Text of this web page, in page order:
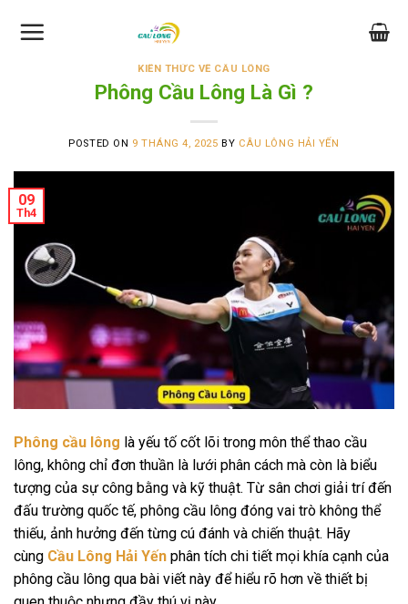
KIẾN THỨC VỀ CẦU LÔNG
Phông Cầu Lông Là Gì ?
POSTED ON 9 THÁNG 4, 2025 BY CÂU LÔNG HẢI YẾN
09
Th4
Phông cầu lông là yếu tố cốt lõi trong môn thể thao cầu
lông, không chỉ đơn thuần là lưới phân cách mà còn là biểu
tượng của sự công bằng và kỹ thuật. Từ sân chơi giải trí đến
đấu trường quốc tế, phông cầu lông đóng vai trò không thể
thiếu, ảnh hưởng đến từng cú đánh và chiến thuật. Hãy
cùng Cầu Lông Hải Yến phân tích chi tiết mọi khía cạnh của
phông cầu lông qua bài viết này để hiểu rõ hơn về thiết bị